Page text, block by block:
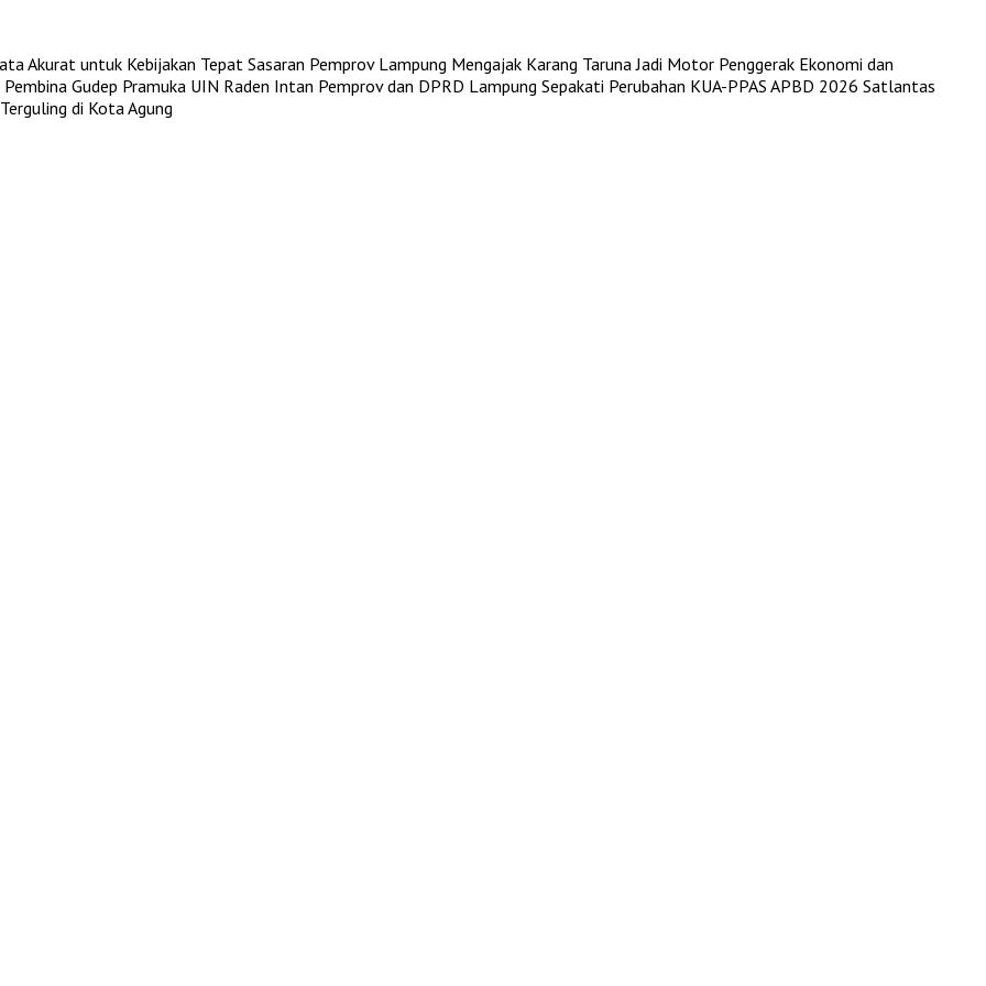
Akurat untuk Kebijakan Tepat Sasaran Pemprov Lampung Mengajak Karang Taruna Jadi Motor Penggerak Ekonomi dan
Gudep Pramuka UIN Raden Intan Pemprov dan DPRD Lampung Sepakati Perubahan KUA-PPAS APBD 2026 Satlantas
di Kota Agung